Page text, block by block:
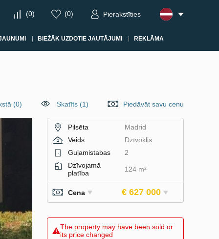
(0) (0) Pierakstīties
BIEŽĀK UZDOTIE JAUTĀJUMI REKLĀMA
(0) Skatīts (1) Piedāvāt savu cenu
Pilsēta
Madrid
Veids
Dzīvoklis
Guļamistabas
2
Dzīvojamā
platība
124 m²
Cena € 627 000
The property may have been sold or
its price changed